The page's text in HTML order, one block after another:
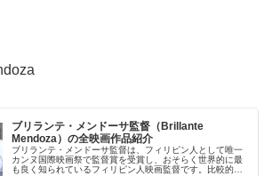
ブリランテ・メンドーサ監督（Brillante
Mendoza）の全映画作品紹介
ブリランテ・メンドーサ監督は、フィリピン人として唯一
カンヌ国際映画祭で監督賞を受賞し、おそらく世界的に最
も良く知られているフィリピン人映画監督です。比較的、